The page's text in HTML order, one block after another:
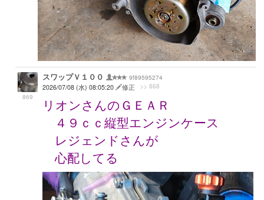
869
スワップＶ１００
9f89595274
2026/07/08 (水) 08:05:20
修正 >> 868
リオンさんのＧＥＡＲ
４９ｃｃ縦型エンジンケース
レジェンドさんが
心配してる